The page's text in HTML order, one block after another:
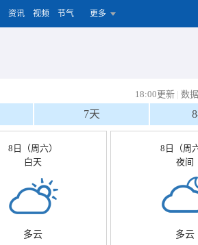
资讯 视频 节气 更多
18:00更新 | 数
7天
8日（周六）
白天
多云
8日（周六
夜间
多云